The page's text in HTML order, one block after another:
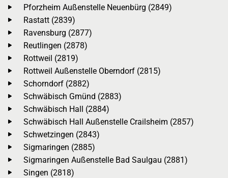
Pforzheim Außenstelle Neuenbürg (2849)
Rastatt (2839)
Ravensburg (2877)
Reutlingen (2878)
Rottweil (2819)
Rottweil Außenstelle Oberndorf (2815)
Schorndorf (2882)
Schwäbisch Gmünd (2883)
Schwäbisch Hall (2884)
Schwäbisch Hall Außenstelle Crailsheim (2857)
Schwetzingen (2843)
Sigmaringen (2885)
Sigmaringen Außenstelle Bad Saulgau (2881)
Singen (2818)